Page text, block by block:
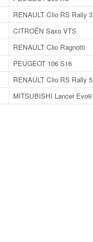
RENAULT Clio RS Rally 3
CITROËN Saxo VTS
RENAULT Clio Ragnotti
PEUGEOT 106 S16
RENAULT Clio RS Rally 5
MITSUBISHI Lancer Evo9